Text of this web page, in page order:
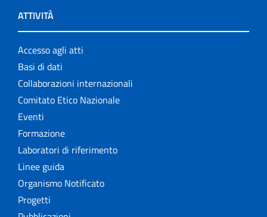
ATTIVITÀ
Accesso agli atti
Basi di dati
Collaborazioni internazionali
Comitato Etico Nazionale
Eventi
Formazione
Laboratori di riferimento
Linee guida
Organismo Notificato
Progetti